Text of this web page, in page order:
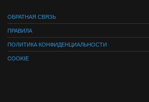
ОБРАТНАЯ СВЯЗЬ
ПРАВИЛА
ПОЛИТИКА КОНФИДЕНЦИАЛЬНОСТИ
COOKIE